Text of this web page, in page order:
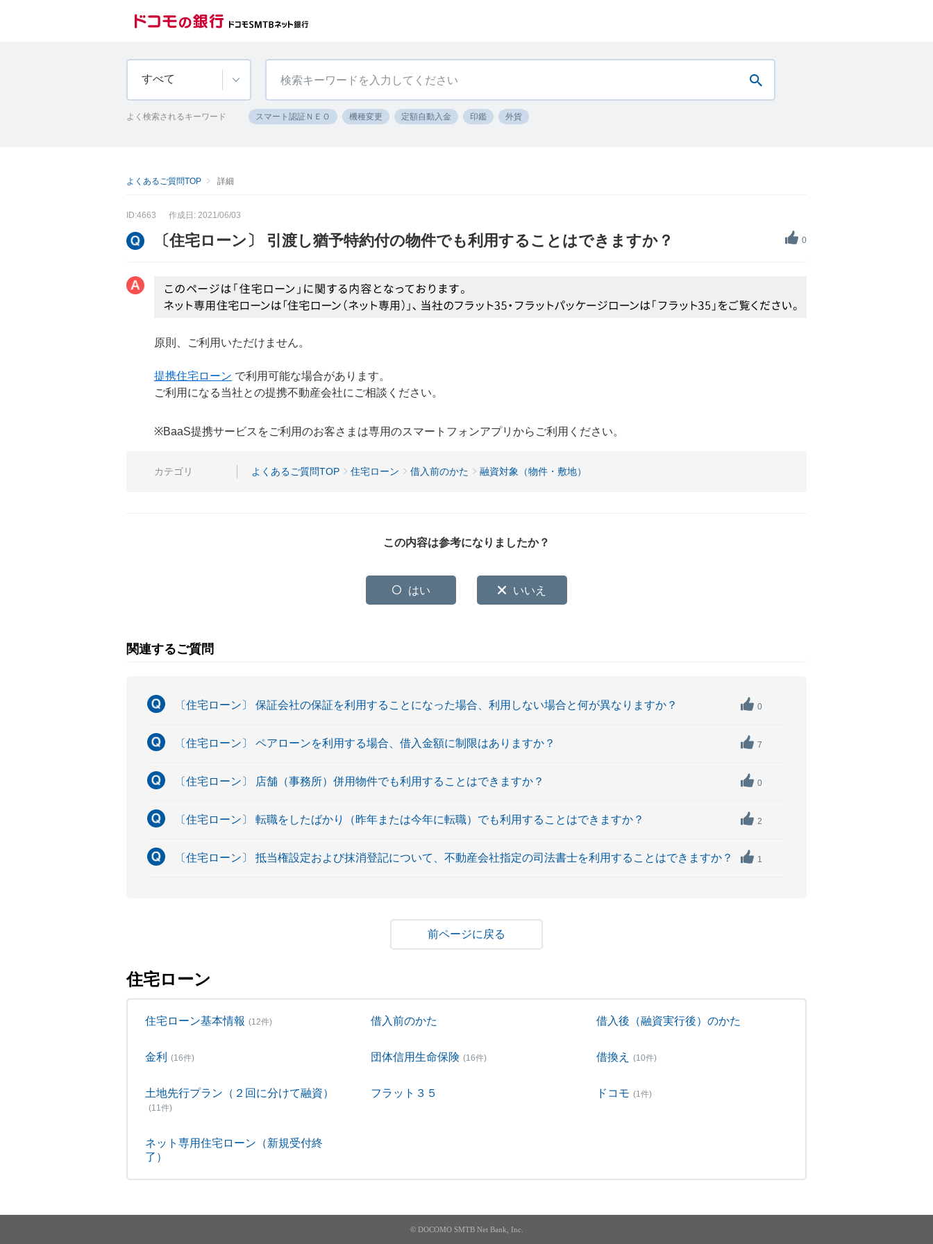
すべて
よく検索されるキーワード スマート認証ＮＥＯ 機種変更 定額自動入金 印鑑 外貨
よくあるご質問TOP 詳細
ID:4663 作成日: 2021/06/03
0
〔住宅ローン〕 引渡し猶予特約付の物件でも利用することはできますか？
原則、ご利用いただけません。
提携住宅ローン で利用可能な場合があります。
ご利用になる当社との提携不動産会社にご相談ください。
※BaaS提携サービスをご利用のお客さまは専用のスマートフォンアプリからご利用ください。
カテゴリ よくあるご質問TOP 住宅ローン 借入前のかた 融資対象（物件・敷地）
この内容は参考になりましたか？
はい いいえ
関連するご質問
〔住宅ローン〕 保証会社の保証を利用することになった場合、利用しない場合と何が異なりますか？ 0
〔住宅ローン〕 ペアローンを利用する場合、借入金額に制限はありますか？ 7
〔住宅ローン〕 店舗（事務所）併用物件でも利用することはできますか？ 0
〔住宅ローン〕 転職をしたばかり（昨年または今年に転職）でも利用することはできますか？ 2
〔住宅ローン〕 抵当権設定および抹消登記について、不動産会社指定の司法書士を利用することはできますか？ 1
戻る
住宅ローン
住宅ローン基本情報 (12件) 借入前のかた 借入後（融資実行後）のかた
金利 (16件) 団体信用生命保険 (16件) 借換え (10件)
土地先行プラン（２回に分けて融資）
(11件)
フラット３５ ドコモ (1件)
ネット専用住宅ローン（新規受付終
了）
© DOCOMO SMTB Net Bank, Inc.